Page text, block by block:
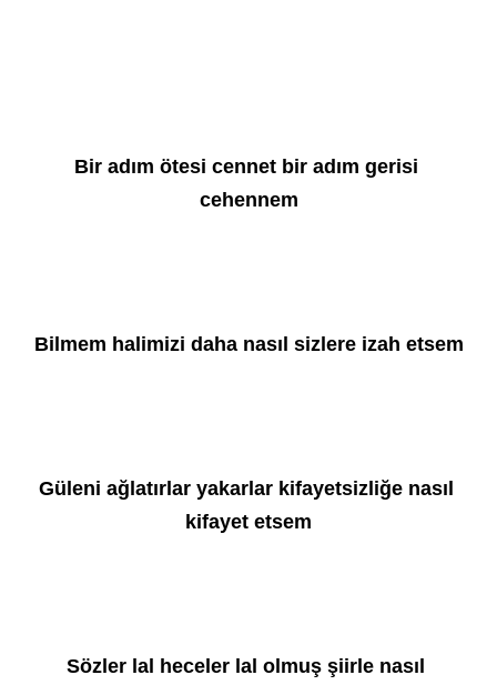
Bir adım ötesi cennet bir adım gerisi
cehennem
Bilmem halimizi daha nasıl sizlere izah etsem
Güleni ağlatırlar yakarlar kifayetsizliğe nasıl
kifayet etsem
Sözler lal heceler lal olmuş şiirle nasıl